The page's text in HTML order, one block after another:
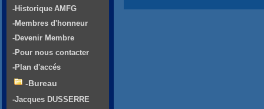
-Historique AMFG
-Membres d'honneur
-Devenir Membre
-Pour nous contacter
-Plan d'accés
-Bureau
-Jacques DUSSERRE